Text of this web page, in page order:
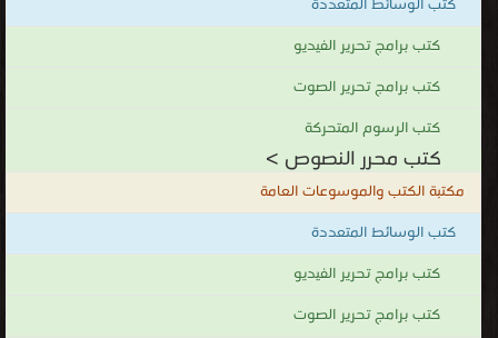
كتب برامج تحرير الفيديو
كتب برامج تحرير الصوت
كتب الرسوم المتحركة
كتب محرر النصوص >
مكتبة الكتب والموسوعات العامة
كتب الوسائط المتعددة
كتب برامج تحرير الفيديو
كتب برامج تحرير الصوت